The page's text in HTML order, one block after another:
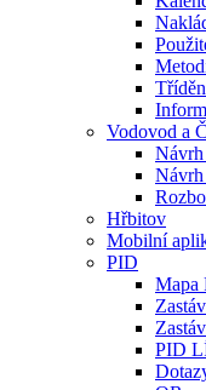
Vodovod a
Hřbitov
Mobilní
PID
Mapa
PID